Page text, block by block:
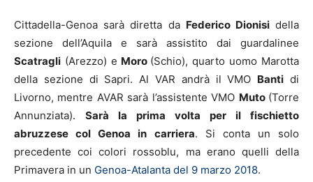
Cittadella-Genoa sarà diretta da Federico Dionisidella
sezione dell’Aquila e sarà assistito dai guardalinee
Scatragli (Arezzo) e Moro (Schio), quarto uomo Marotta
della sezione di Sapri. Al VAR andrà il VMO Banti di
Livorno, mentre AVAR sarà l’assistente VMO Muto (Torre
Annunziata). Sarà la prima volta per il fischietto
abruzzese col Genoa in carriera. Si conta un solo
precedente coi colori rossoblu, ma erano quelli della
Primavera in un Genoa-Atalanta del 9 marzo 2018.